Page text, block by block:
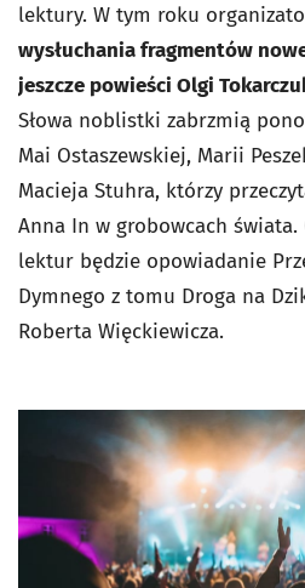
lektury. W tym roku
wysłuchania fragmentów
jeszcze powieści Olgi
Słowa noblistki zabrzmią
Mai Ostaszewskiej, Marii
Macieja Stuhra, którzy
Anna In w grobowcach świata.
lektur będzie opowiadanie
Dymnego z tomu Droga na
Roberta Więckiewicza.